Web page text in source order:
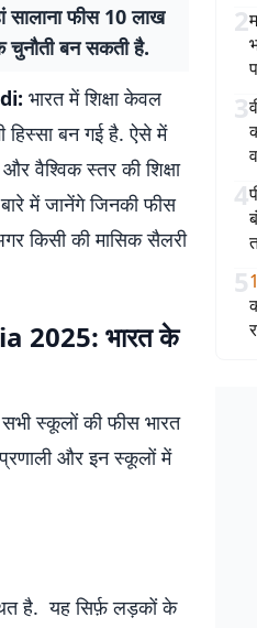
फीस 10 लाख
चुनौती बन सकती है.
भारत में शिक्षा केवल
हिस्सा बन गई है. ऐसे में
वैश्विक स्तर की शिक्षा
में जानेंगे जिनकी फीस
किसी की मासिक सैलरी
2025: भारत के
स्कूलों की फीस भारत
और इन स्कूलों में
है. यह सिर्फ़ लड़कों के
2
3
4
5